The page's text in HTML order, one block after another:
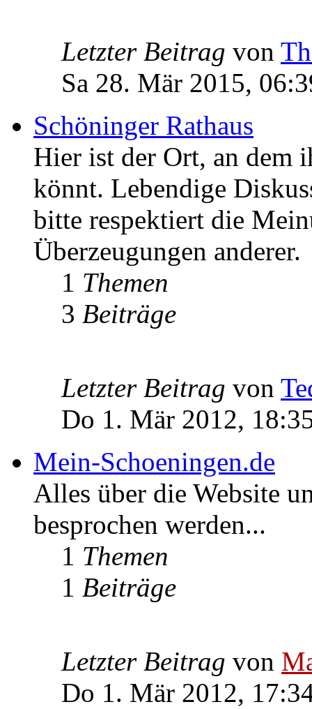
Letzter Beitrag von
Sa 28. Mär 2015,
Schöninger Rathaus
Hier ist der Ort, an dem
könnt. Lebendige
bitte respektiert die
Überzeugungen anderer.
1 Themen
3 Beiträge
Letzter Beitrag von
Do 1. Mär 2012,
Mein-Schoeningen.de
Alles über die Website
besprochen werden...
1 Themen
1 Beiträge
Letzter Beitrag von
Do 1. Mär 2012,